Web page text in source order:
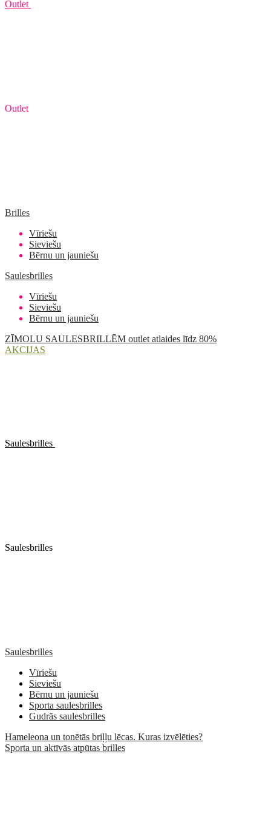
Outlet
Outlet
Brilles
Vīriešu
Sieviešu
Bērnu un jauniešu
Saulesbrilles
Vīriešu
Sieviešu
Bērnu un jauniešu
ZĪMOLU SAULESBRILLĒM outlet atlaides līdz 80%
AKCIJAS
Saulesbrilles
Saulesbrilles
Saulesbrilles
Vīriešu
Sieviešu
Bērnu un jauniešu
Sporta saulesbrilles
Gudrās saulesbrilles
Hameleona un tonētās briļļu lēcas. Kuras izvēlēties?
Sporta un aktīvās atpūtas brilles